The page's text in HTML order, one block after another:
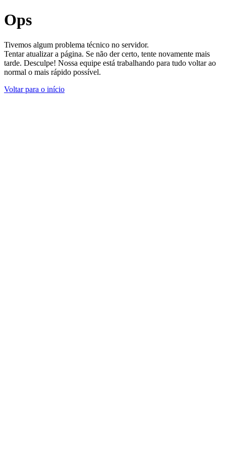
Ops
Tivemos algum problema técnico no servidor.
Tentar atualizar a página. Se não der certo, tente novamente mais
tarde. Desculpe! Nossa equipe está trabalhando para tudo voltar ao
normal o mais rápido possível.
Voltar para o início